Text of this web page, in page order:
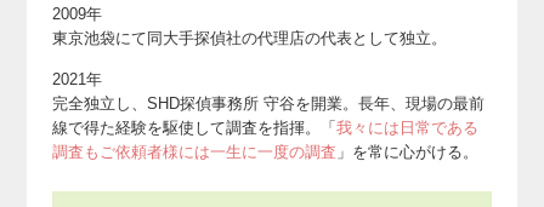
2009年
東京池袋にて同大手探偵社の代理店の代表として独立。
2021年
完全独立し、SHD探偵事務所 守谷を開業。 長年、現場の最前
線で得た経験を駆使して調査を指揮。
「 我々には日常である
調査もご依頼者様には一生に一度の調査 」を常に心がける。